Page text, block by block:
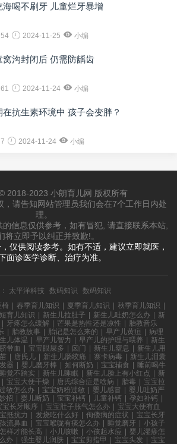
海喝不刷牙 儿童烂牙暴增
2024-11-25 小编
窝沟封闭后 仍需防龋齿
2024-11-24 小编
在抗生素环境中 孩子会变胖？
2024-11-24 小编
2018-2023 小朗育儿网 版权所有
请告知网站管理员我们会在7个工作日内处
理。
信息仅供参考，如有冒犯, 请直接联系本站,
将立即予以纠正并致歉!。
仅供阅读参考。如有不适，建议立即就医，
面诊医学诊断、治疗为准。
太平洋科技 数码知识
数码知识
椅 | 春季育儿知识 | 夏季育儿知识 | 秋季育儿知识 |
育儿知识 | 新生儿拉肚子 | 新生儿吐奶怎么办 | 新
| 牙疼怎么缓解 | 芒果是热性还是凉性 | 胎教音乐
| 胎教故事 | 胎记是怎么来的 | 早产儿黄疸 | 病理
儿体温 | 早产儿智力 | 早产儿的护理与喂养 | 新生
脐带血 | 宝宝眼屎多 | 囟门 | 新生儿窒息 | 新生儿用
| 唐氏儿 | 新生儿肠绞痛 | 寨卡病毒 | 新生儿泪囊
器 | 婴儿磨牙棒 | 如何断奶 | 宝宝辅食 | 睡前喝牛
觉不踏实 | 新生儿睡眠 | 新生儿脸上有小红点 | 新
| 宝宝大便干燥 | 唐氏综合症是啥病 | 胎毒 | 宝宝拉
敏怎么办 | 宝宝奶粉过敏 | 婴儿感冒 | 婴儿吐奶严
招 | 婴儿断奶 | 宝宝补钙 | 儿童补钙 | 孕妇补钙 |
宝长牙顺序 | 宝宝肚子胀气怎么办 | 宝宝大便有血
抵抗力 | 发烧吃什么好 | 佝偻病的症状 | 宝宝长牙
流鼻血 | 宝宝喉咙有痰怎么办 | 睡觉磨牙 | 小孩子
怎样才能长高 | 小儿咳嗽 | 小孩起水痘 | 婴儿湿疹怎
办 | 强生婴儿润肤 | 宝宝剪指甲 | 宝宝头发 | 宝宝